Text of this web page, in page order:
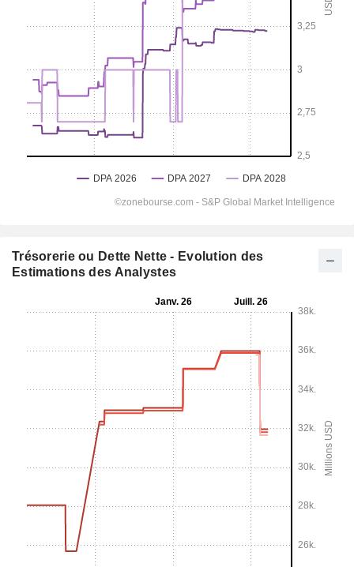
Trésorerie ou Dette Nette - Evolution des
Estimations des Analystes